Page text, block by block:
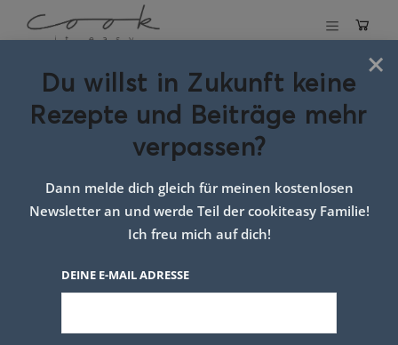
Schlagwort:
germteig
×
Du willst in Zukunft keine
Rezepte und Beiträge mehr
verpassen?
Dann melde dich gleich für meinen kostenlosen
Newsletter an und werde Teil der cookiteasy Familie!
Ich freu mich auf dich!
DEINE E-MAIL ADRESSE